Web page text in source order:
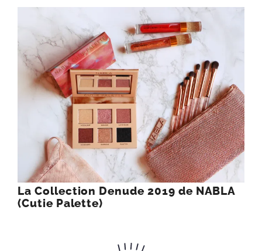
La Collection Denude 2019 de NABLA
(Cutie Palette)